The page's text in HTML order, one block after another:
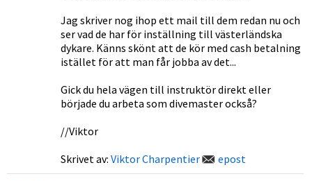
Jag skriver nog ihop ett mail till dem redan nu och
ser vad de har för inställning till västerländska
dykare. Känns skönt att de kör med cash betalning
istället för att man får jobba av det...
Gick du hela vägen till instruktör direkt eller
började du arbeta som divemaster också?
//Viktor
Skrivet av: Viktor Charpentier epost